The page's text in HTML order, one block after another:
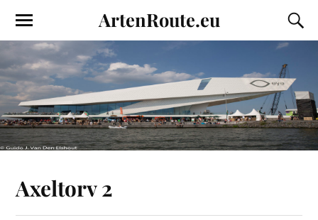
ArtenRoute.eu
Axeltorv 2